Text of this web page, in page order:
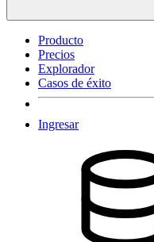
Producto
Precios
Explorador
Casos de éxito
Ingresar